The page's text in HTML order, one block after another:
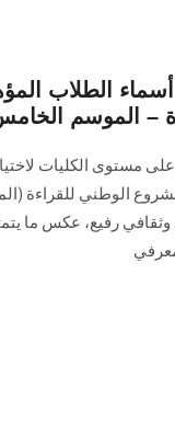
الطلاب
الموسم الخامس
مستوى الكليات
رفيع، عكس ما